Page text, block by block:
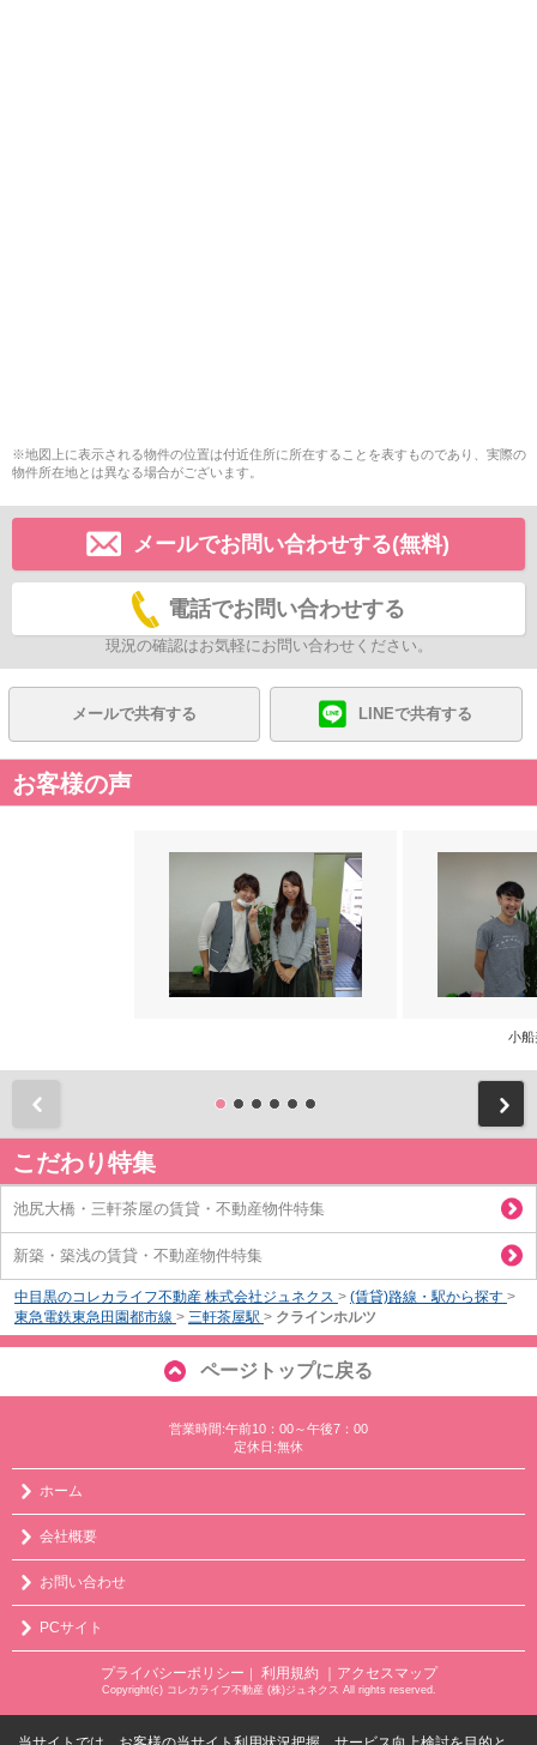
※地図上に表示される物件の位置は付近住所に所在することを表すものであり、実際の
物件所在地とは異なる場合がございます。
メールでお問い合わせする(無料)
電話でお問い合わせする
現況の確認はお気軽にお問い合わせください。
メールで共有する LINEで共有する
お客様の声
小船
こだわり特集
池尻大橋・三軒茶屋の賃貸・不動産物件特集
新築・築浅の賃貸・不動産物件特集
中目黒のコレカライフ不動産 株式会社ジュネクス > (賃貸)路線・駅から探す >
東急電鉄東急田園都市線 > 三軒茶屋駅 > クラインホルツ
ページトップに戻る
営業時間:午前10：00～午後7：00
定休日:無休
ホーム
会社概要
お問い合わせ
PCサイト
プライバシーポリシー 利用規約 ｜アクセスマップ
Copyright(c) コレカライフ不動産 (株)ジュネクス All rights reserved.